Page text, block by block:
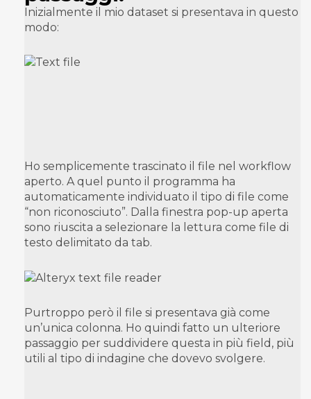
Inizialmente il mio dataset si presentava in questo
modo:
Ho semplicemente trascinato il file nel workflow
aperto. A quel punto il programma ha
automaticamente individuato il tipo di file come
“non riconosciuto”. Dalla finestra pop-up aperta
sono riuscita a selezionare la lettura come file di
testo delimitato da tab.
Purtroppo però il file si presentava già come
un’unica colonna. Ho quindi fatto un ulteriore
passaggio per suddividere questa in più field, più
utili al tipo di indagine che dovevo svolgere.